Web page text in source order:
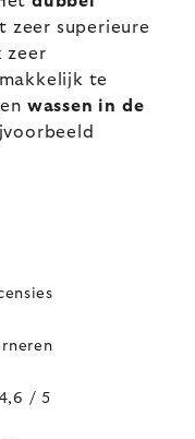
zeer superieure
zeer
te
wassen in de
/ 5